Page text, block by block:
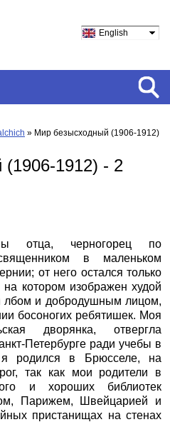
English
» Мир безысходный (1906-1912)
1912) - 2
отца, черногорец по
в маленьком
от него остался только
котором изображен худой
лбом и добродушным лицом,
босоногих ребятишек. Моя
дворянка, отвергла
Петербурге ради учебы в
родился в Брюсселе, на
так как мои родители в
и хороших библиотек
Парижем, Швейцарией и
пристанищах на стенах